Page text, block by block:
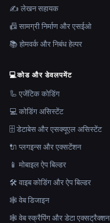
✍️ लेखन सहायक
📠 सामग्री निर्माण और एसईओ
📚 होमवर्क और निबंध हेल्पर
💻कोड और डेवलपमेंट
🦾 एजेंटिक कोडिंग
💻 कोडिंग असिस्टेंट
🗄️ डेटाबेस और एसक्यूएल असिस्टेंट
🔌 प्लगइन्स और एक्सटेंशन
📱 मोबाइल ऐप बिल्डर
🛠️ वाइब कोडिंग और ऐप बिल्डर
🕸 वेब डिजाइन
🕸️ वेब स्क्रैपिंग और डेटा एक्सट्रैक्शन